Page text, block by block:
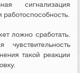
сигнализация
работоспособность.
ложно сработать.
такой реакции